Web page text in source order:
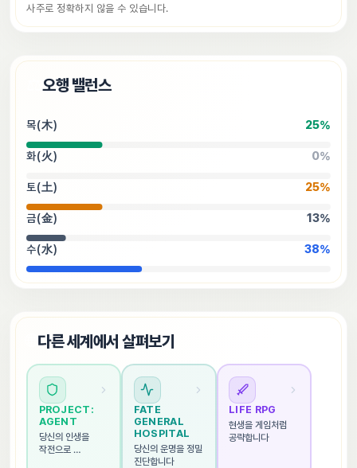
사주로 정확하지 않을 수 있습니다.
오행 밸런스
목(木) 25%
화(火) 0%
토(土) 25%
금(金) 13%
수(水) 38%
다른 세계에서 살펴보기
PROJECT:
AGENT
당신의 인생을
작전으로
FATE
GENERAL
HOSPITAL
당신의 운명을 정밀
진단합니다
LIFE RPG
현생을 게임처럼
공략합니다